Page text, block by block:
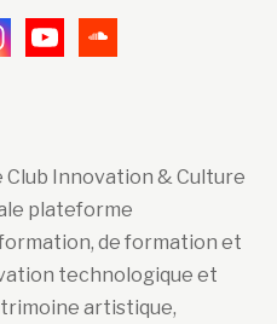
Club Innovation & Culture
plateforme
de formation et
technologique et
artistique,